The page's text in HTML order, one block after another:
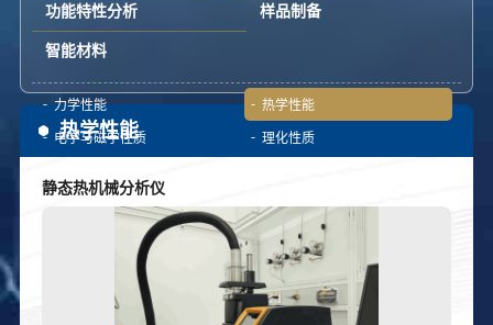
功能特性分析
力学性能
热学性能
电学与磁学性质
理化性质
样品制备
智能材料
热学性能
静态热机械分析仪